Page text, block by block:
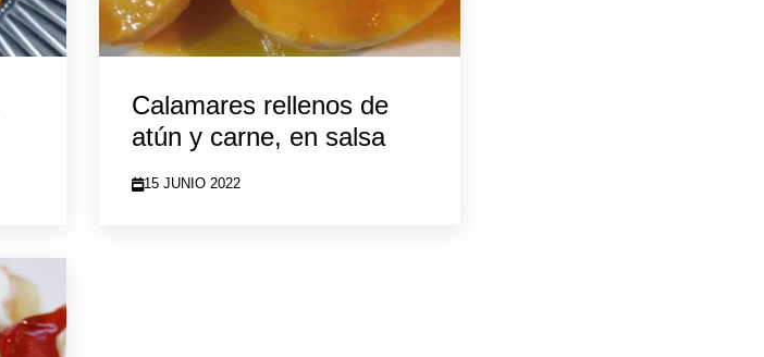
Calamares rellenos de
atún y carne, en salsa
15 JUNIO 2022